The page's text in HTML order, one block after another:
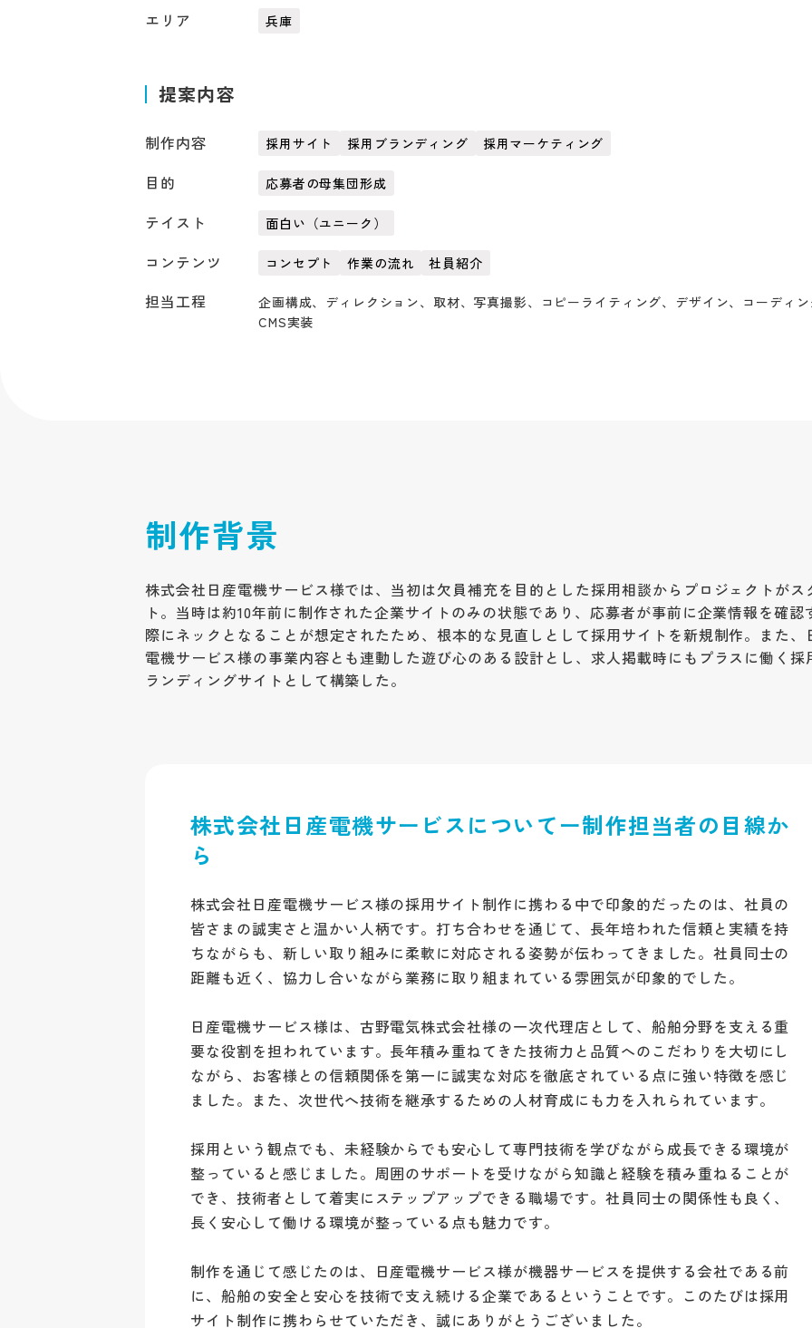
エリア 兵庫
提案内容
制作内容 採用サイト 採用ブランディング 採用マーケティング
目的 応募者の母集団形成
テイスト 面白い（ユニーク）
コンテンツ コンセプト 作業の流れ 社員紹介
担当工程
企画構成、ディレクション、取材、写真撮影、コピーライティング、デザイン、コーディ
CMS実装
制作背景
株式会社日産電機サービス様では、当初は欠員補充を目的とした採用相談からプロジェクトがス
ト。当時は約10年前に制作された企業サイトのみの状態であり、応募者が事前に企業情報を確認
際にネックとなることが想定されたため、根本的な見直しとして採用サイトを新規制作。また、
電機サービス様の事業内容とも連動した遊び心のある設計とし、求人掲載時にもプラスに働く採
ランディングサイトとして構築した。
株式会社日産電機サービスについてー制作担当者の目線か
ら
株式会社日産電機サービス様の採用サイト制作に携わる中で印象的だったのは、社員の
皆さまの誠実さと温かい人柄です。打ち合わせを通じて、長年培われた信頼と実績を持
ちながらも、新しい取り組みに柔軟に対応される姿勢が伝わってきました。社員同士の
距離も近く、協力し合いながら業務に取り組まれている雰囲気が印象的でした。
日産電機サービス様は、古野電気株式会社様の一次代理店として、船舶分野を支える重
要な役割を担われています。長年積み重ねてきた技術力と品質へのこだわりを大切にし
ながら、お客様との信頼関係を第一に誠実な対応を徹底されている点に強い特徴を感じ
ました。また、次世代へ技術を継承するための人材育成にも力を入れられています。
採用という観点でも、未経験からでも安心して専門技術を学びながら成長できる環境が
整っていると感じました。周囲のサポートを受けながら知識と経験を積み重ねることが
でき、技術者として着実にステップアップできる職場です。社員同士の関係性も良く、
長く安心して働ける環境が整っている点も魅力です。
制作を通じて感じたのは、日産電機サービス様が機器サービスを提供する会社である前
に、船舶の安全と安心を技術で支え続ける企業であるということです。このたびは採用
サイト制作に携わらせていただき、誠にありがとうございました。